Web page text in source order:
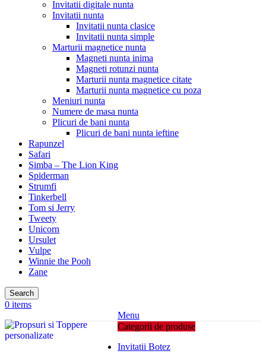
Invitatii digitale nunta
Invitatii nunta
Invitatii nunta clasice
Invitatii nunta simple
Marturii magnetice nunta
Magneti nunta inima
Magneti rotunzi nunta
Marturii nunta magnetice citate
Marturii nunta magnetice cu poza
Meniuri nunta
Numere de masa nunta
Plicuri de bani nunta
Plicuri de bani nunta ieftine
Rapunzel
Safari
Simba – The Lion King
Spiderman
Strumfi
Tinkerbell
Tom si Jerry
Tweety
Unicorn
Ursulet
Vulpe
Winnie the Pooh
Zane
Search
0 items
Menu
Categorii de produse
Invitatii Botez